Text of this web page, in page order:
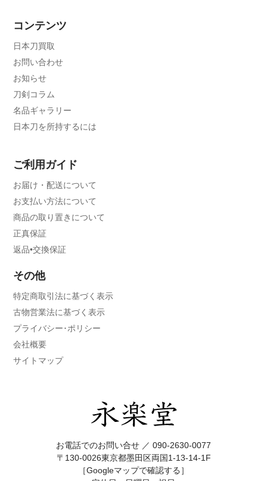
コンテンツ
日本刀買取
お問い合わせ
お知らせ
刀剣コラム
名品ギャラリー
日本刀を所持するには
ご利用ガイド
お届け・配送について
お支払い方法について
商品の取り置きについて
正真保証
返品•交換保証
その他
特定商取引法に基づく表示
古物営業法に基づく表示
プライバシー･ポリシー
会社概要
サイトマップ
お電話でのお問い合せ ／ 090-2630-0077
〒130-0026東京都墨田区両国1-13-14-1F
［Googleマップで確認する］